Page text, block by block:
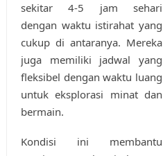
sekitar 4-5 jam sehari
dengan waktu istirahat yang
cukup di antaranya. Mereka
juga memiliki jadwal yang
fleksibel dengan waktu luang
untuk eksplorasi minat dan
bermain.
Kondisi ini membantu